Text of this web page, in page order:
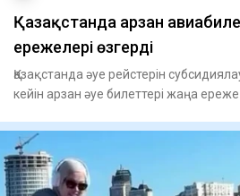
Қазақстанда арзан
ережелері өзгерді
Қазақстанда әуе рейстерін
кейін арзан әуе билеттері жаңа